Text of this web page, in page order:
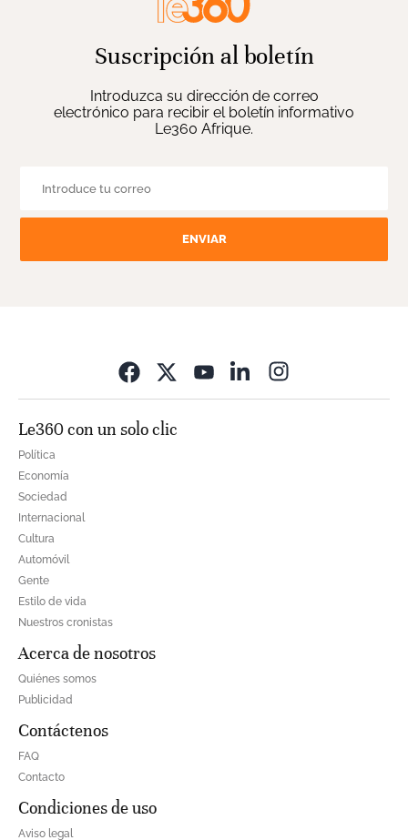
Suscripción al boletín
Introduzca su dirección de correo
electrónico para recibir el boletín informativo
Le360 Afrique.
ENVIAR
Le360 con un solo clic
Política
Economía
Sociedad
Internacional
Cultura
Automóvil
Gente
Estilo de vida
Nuestros cronistas
Acerca de nosotros
Quiénes somos
Publicidad
Contáctenos
FAQ
Contacto
Condiciones de uso
Aviso legal